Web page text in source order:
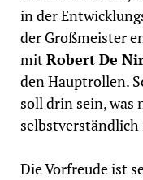
in der
der Großmeister
mitRobert De
den Hauptrollen.
soll drin sein,
selbstverständlich
Die Vorfreude ist